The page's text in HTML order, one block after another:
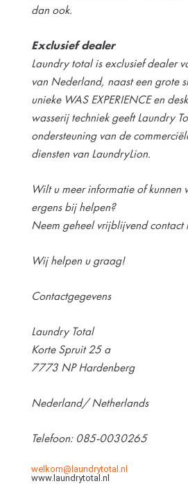
dan ook.
Exclusief dealer
Laundry total is exclusief dealer
van Nederland, naast een grote
unieke WAS EXPERIENCE en
wasserij techniek geeft Laundry
ondersteuning van de
diensten van LaundryLion.
Wilt u meer informatie of kunnen
ergens bij helpen?
Neem geheel vrijblijvend contact
Wij helpen u graag!
Contactgegevens
Laundry Total
Korte Spruit 25 a
7773 NP Hardenberg
Nederland/ Netherlands
Telefoon: 085-0030265
welkom@laundrytotal.nl
www.laundrytotal.nl